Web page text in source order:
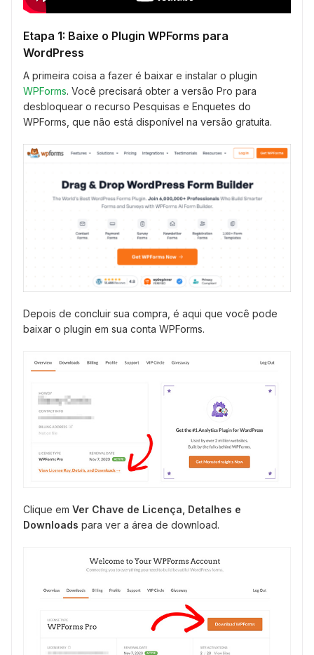
Etapa 1: Baixe o Plugin WPForms para
WordPress
A primeira coisa a fazer é baixar e instalar o plugin
WPForms. Você precisará obter a versão Pro para
desbloquear o recurso Pesquisas e Enquetes do
WPForms, que não está disponível na versão gratuita.
Depois de concluir sua compra, é aqui que você pode
baixar o plugin em sua conta WPForms.
Clique em Ver Chave de Licença, Detalhes e
Downloads para ver a área de download.